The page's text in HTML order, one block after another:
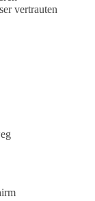
vertrauten